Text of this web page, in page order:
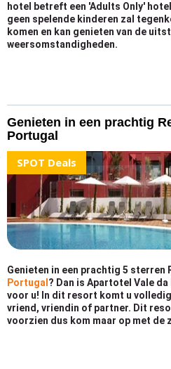
hotel betreft een 'Adults Only'
geen spelende kinderen zal
komen en kan genieten van de
weersomstandigheden.
Genieten in een prachtig
Portugal
SPOT Deals
Genieten in een prachtig 5 sterren
Portugal ? Dan is Apartotel Vale
voor u! In dit resort komt u
vriend, vriendin of partner. Dit
voorzien dus kom maar op met de